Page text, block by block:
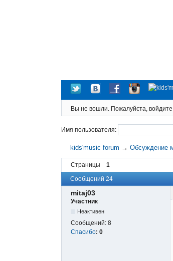
Вы не вошли. Пожалуйста,
Имя пользователя:
kids'music forum →Обсуждение
Страницы 1
Сообщений 24
mitaj03
Участник
Неактивен
Сообщений: 8
Спасибо: 0